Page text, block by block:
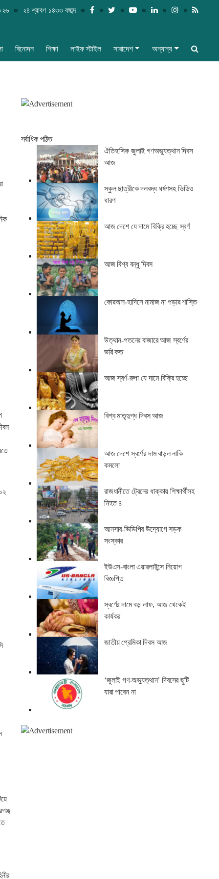
২৪ শ্রাবণ ১৪৩৩ বঙ্গাব্দ
বিনোদন শিক্ষা লাইফ স্টাইল সারাদেশ অন্যান্য
সর্বাধিক পঠিত
ঐতিহাসিক জুলাই গণঅভ্যুত্থান দিবস
আজ
স্কুল ছাত্রীকে দলবদ্ধ ধর্ষণসহ ভিডিও
ধারণ
আজ দেশে যে দামে বিক্রি হচ্ছে স্বর্ণ
আজ বিশ্ব বন্ধু দিবস
কোরআন-হাদিসে নামাজ না পড়ার শাস্তি
উত্থান-পতনের বাজারে আজ স্বর্ণের
ভরি কত
আজ স্বর্ণ-রুপা যে দামে বিক্রি হচ্ছে
বিশ্ব মাতৃদুগ্ধ দিবস আজ
আজ দেশে স্বর্ণের দাম বাড়ল নাকি
কমলো
রাজধানীতে ট্রেনের ধাক্কায় শিক্ষার্থীসহ
নিহত ৪
আনসার-ভিডিপির উদ্যোগে সড়ক
সংস্কার
ইউএস-বাংলা এয়ারলাইন্সে নিয়োগ
বিজ্ঞপ্তি
স্বর্ণের দামে বড় লাফ, আজ থেকেই
কার্যকর
জাতীয় প্রেমিকা দিবস আজ
‘জুলাই গণ-অভ্যুত্থান’ দিবসের ছুটি
যারা পাবেন না